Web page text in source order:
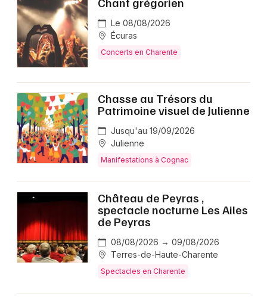
Le 08/08/2026
Écuras
Concerts en Charente
Chasse au Trésors du
Patrimoine visuel de Julienne
Jusqu'au 19/09/2026
Julienne
Manifestations à Cognac
Château de Peyras ,
spectacle nocturne Les Ailes
de Peyras
08/08/2026 → 09/08/2026
Terres-de-Haute-Charente
Spectacles en Charente